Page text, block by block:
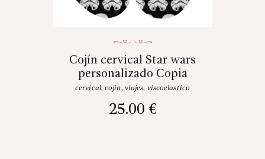
Cojín cervical Star wars
personalizado Copia
cervical,cojin, viajes, viscoelastico
25.00 €